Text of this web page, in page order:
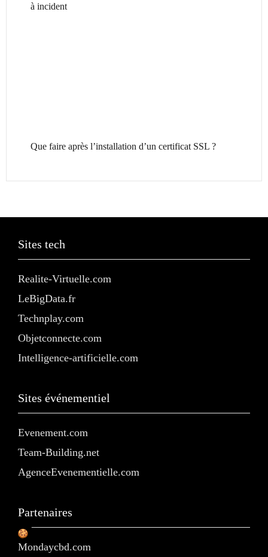
à incident
Que faire après l’installation d’un certificat SSL ?
Sites tech
Realite-Virtuelle.com
LeBigData.fr
Technplay.com
Objetconnecte.com
Intelligence-artificielle.com
Sites événementiel
Evenement.com
Team-Building.net
AgenceEvenementielle.com
Partenaires
Mondaycbd.com